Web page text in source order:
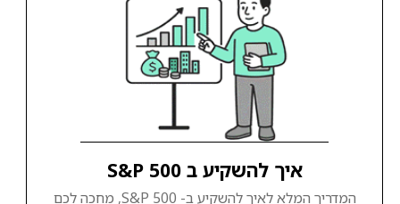
איך להשקיע ב S&P 500
המדריך המלא לאיך להשקיע ב- S&P 500, מחכה לכם